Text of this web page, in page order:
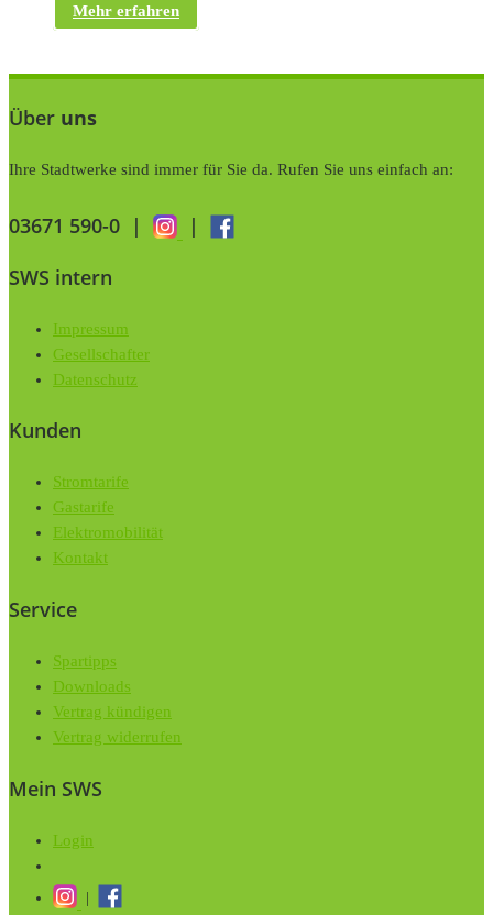
Mehr erfahren
Über uns
Ihre Stadtwerke sind immer für Sie da. Rufen Sie uns einfach an:
03671 590-0 |
|
SWS intern
Impressum
Gesellschafter
Datenschutz
Kunden
Stromtarife
Gastarife
Elektromobilität
Kontakt
Service
Spartipps
Downloads
Vertrag kündigen
Vertrag widerrufen
Mein SWS
Login
|